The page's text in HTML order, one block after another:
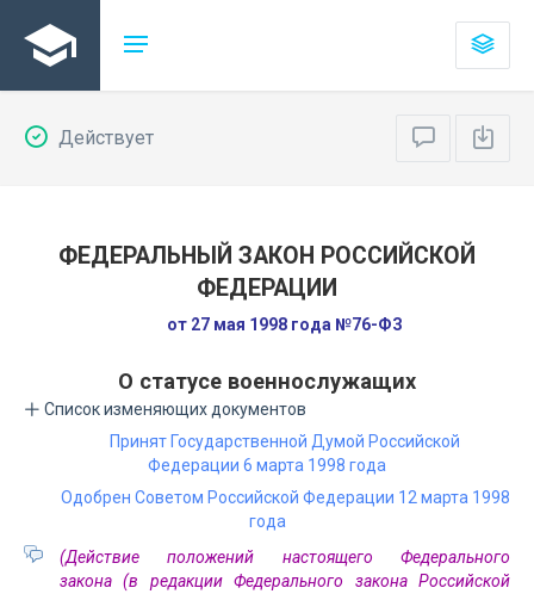
Действует
ФЕДЕРАЛЬНЫЙ ЗАКОН РОССИЙСКОЙ
ФЕДЕРАЦИИ
от 27 мая 1998 года №76-ФЗ
О статусе военнослужащих
Список изменяющих документов
Принят Государственной Думой Российской
Федерации 6 марта 1998 года
Одобрен Советом Российской Федерации 12 марта 1998
года
(Действие положений настоящего Федерального
закона (в редакции Федерального закона Российской